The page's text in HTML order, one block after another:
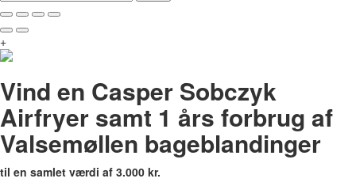
+
Vind en Casper Sobczyk
Airfryer samt 1 års forbrug af
Valsemøllen bageblandinger
til en samlet værdi af 3.000 kr.